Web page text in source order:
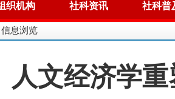
织机构 社科资讯 社科普
息浏览
人文经济学